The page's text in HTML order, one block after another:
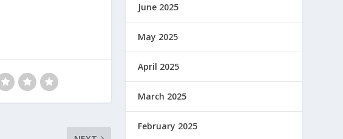
June 2025
May 2025
April 2025
March 2025
February 2025